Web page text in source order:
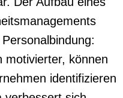
motivierter, können
identifizieren